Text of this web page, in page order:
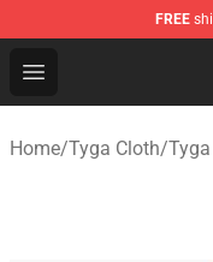
FREE
Open menu
Tyga Shop -
Home/Tyga Cloth/